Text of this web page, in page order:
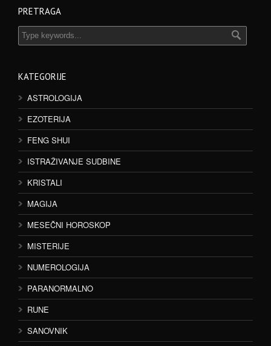
PRETRAGA
KATEGORIJE
ASTROLOGIJA
EZOTERIJA
FENG SHUI
ISTRAŽIVANJE SUDBINE
KRISTALI
MAGIJA
MESEČNI HOROSKOP
MISTERIJE
NUMEROLOGIJA
PARANORMALNO
RUNE
SANOVNIK